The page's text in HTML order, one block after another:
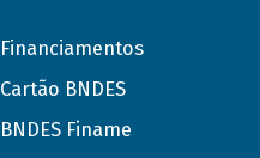
Financiamentos
Cartão BNDES
BNDES Finame